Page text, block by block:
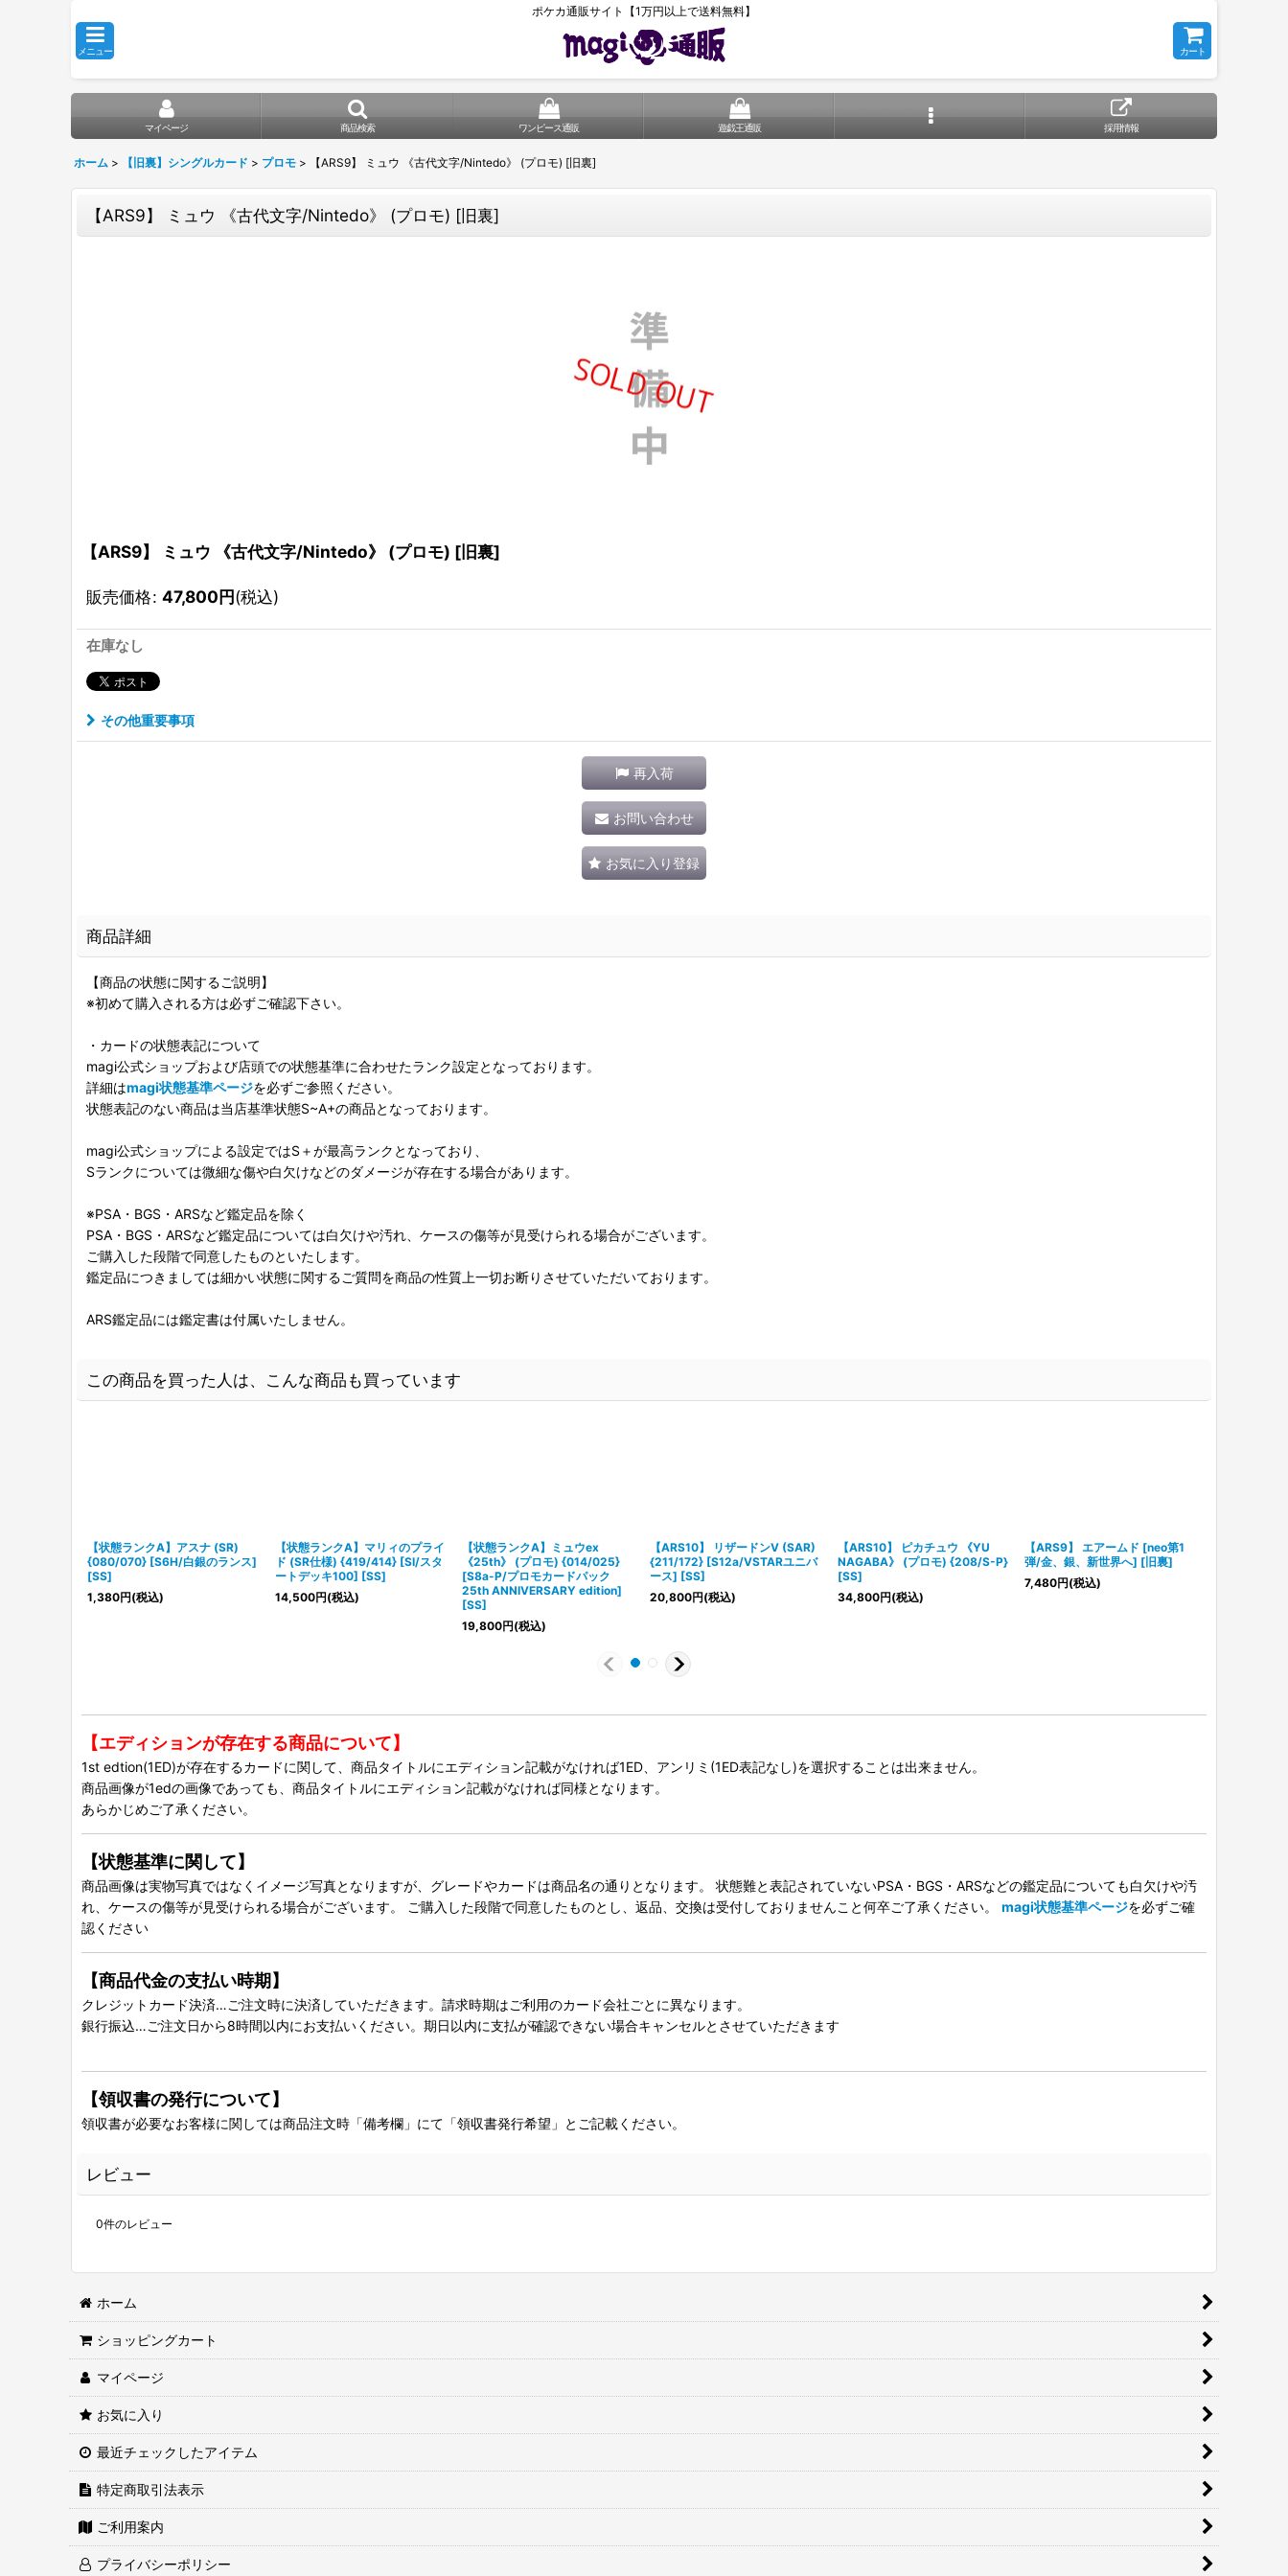
ポケカ通販サイト【1万円以上で送料無料】
メニュー カート
マイページ 商品検索 ワンピース通販 遊戯王通販 採用情報
ホーム > 【旧裏】シングルカード > プロモ > 【ARS9】 ミュウ 《古代文字/Nintedo》 (プロモ) [旧裏]
【ARS9】 ミュウ 《古代文字/Nintedo》 (プロモ) [旧裏]
【ARS9】 ミュウ 《古代文字/Nintedo》 (プロモ) [旧裏]
販売価格: 47,800円(税込)
在庫なし
その他重要事項
再入荷
お問い合わせ
お気に入り登録
商品詳細
【商品の状態に関するご説明】
※初めて購入される方は必ずご確認下さい。
・カードの状態表記について
magi公式ショップおよび店頭での状態基準に合わせたランク設定となっております。
詳細はmagi状態基準ページを必ずご参照ください。
状態表記のない商品は当店基準状態S~A+の商品となっております。
magi公式ショップによる設定ではS＋が最高ランクとなっており、
Sランクについては微細な傷や白欠けなどのダメージが存在する場合があります。
※PSA・BGS・ARSなど鑑定品を除く
PSA・BGS・ARSなど鑑定品については白欠けや汚れ、ケースの傷等が見受けられる場合がございます。
ご購入した段階で同意したものといたします。
鑑定品につきましては細かい状態に関するご質問を商品の性質上一切お断りさせていただいております。
ARS鑑定品には鑑定書は付属いたしません。
この商品を買った人は、こんな商品も買っています
【状態ランクA】アスナ (SR)
{080/070} [S6H/白銀のランス]
[SS]
1,380円(税込)
【状態ランクA】マリィのプライ
ド (SR仕様) {419/414} [SI/スタ
ートデッキ100] [SS]
14,500円(税込)
【状態ランクA】ミュウex
《25th》 (プロモ) {014/025}
[S8a-P/プロモカードパック
25th ANNIVERSARY edition]
[SS]
19,800円(税込)
【ARS10】 リザードンV (SAR)
{211/172} [S12a/VSTARユニバ
ース] [SS]
20,800円(税込)
【ARS10】 ピカチュウ 《YU
NAGABA》 (プロモ) {208/S-P}
[SS]
34,800円(税込)
【ARS9】 エアームド [neo第1
弾/金、銀、新世界へ] [旧裏]
7,480円(税込)
【エディションが存在する商品について】
1st edtion(1ED)が存在するカードに関して、商品タイトルにエディション記載がなければ1ED、アンリミ(1ED表記なし)を選択することは出来ません。
商品画像が1edの画像であっても、商品タイトルにエディション記載がなければ同様となります。
あらかじめご了承ください。
【状態基準に関して】
商品画像は実物写真ではなくイメージ写真となりますが、グレードやカードは商品名の通りとなります。 状態難と表記されていないPSA・BGS・ARSなどの鑑定品についても白欠けや汚
れ、ケースの傷等が見受けられる場合がございます。 ご購入した段階で同意したものとし、返品、交換は受付しておりませんこと何卒ご了承ください。 magi状態基準ページを必ずご確
認ください
【商品代金の支払い時期】
クレジットカード決済…ご注文時に決済していただきます。請求時期はご利用のカード会社ごとに異なります。
銀行振込…ご注文日から8時間以内にお支払いください。期日以内に支払が確認できない場合キャンセルとさせていただきます
【領収書の発行について】
領収書が必要なお客様に関しては商品注文時「備考欄」にて「領収書発行希望」とご記載ください。
レビュー
0件のレビュー
ホーム
ショッピングカート
マイページ
お気に入り
最近チェックしたアイテム
特定商取引法表示
ご利用案内
プライバシーポリシー